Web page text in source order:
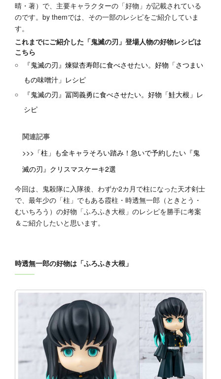
晴・著）で、主要キャラクターの「好物」が記載されている
のです。by themでは、その一部のレシピをご紹介していま
す。
これまでにご紹介した「鬼滅の刃」登場人物の好物レシピは
こちら
『鬼滅の刃』煉獄杏寿郎に食べさせたい。好物「さつまい
もの味噌汁」レシピ
『鬼滅の刃』冨岡義勇に食べさせたい。好物「鮭大根」レ
シピ
関連記事
>>>「柱」も全キャラそろい踏み！急いで予約したい『鬼
滅の刃』クリスマスケーキ2選
今回は、鬼殺隊に入隊後、わずか2カ月で柱になった天才剣士
で、最年少の「柱」でもある霞柱・時透無一郎（ときとう・
むいちろう）の好物「ふろふき大根」のレシピを勝手に考案
＆ご紹介したいと思います。
時透無一郎の好物は「ふろふき大根」